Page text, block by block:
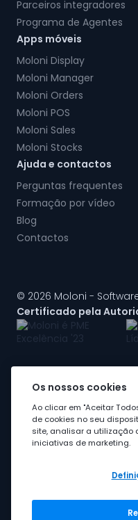
Parceiros integradores
Programa de Agentes
Apps móveis
Moloni Display
Moloni Manager
Moloni Orders
Moloni POS
Moloni Sales
Moloni Stocks
Ajuda e contactos
Perguntas frequentes
Formação por vídeo
Blog
Contactos
© 2026 Moloni -
Certificado pela
A Moloni faz parte do
Os nossos cookies
Ao clicar em "Aceitar
de cookies no seu
site, analisar a utilização
iniciativas de marketing.